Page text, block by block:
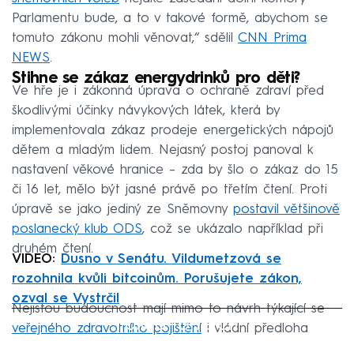
Parlamentu bude, a to v takové formě, abychom se
tomuto zákonu mohli věnovat,“ sdělil CNN Prima
NEWS.
Stihne se zákaz energydrinků pro děti?
Ve hře je i zákonná úprava o ochraně zdraví před
škodlivými účinky návykových látek, která by
implementovala zákaz prodeje energetických nápojů
dětem a mladým lidem. Nejasný postoj panoval k
nastavení věkové hranice – zda by šlo o zákaz do 15
či 16 let, mělo být jasné právě po třetím čtení. Proti
úpravě se jako jediný ze Sněmovny postavil většinově
poslanecký klub ODS, což se ukázalo například při
druhém čtení.
VIDEO: Dusno v Senátu. Vildumetzová se
rozohnila kvůli bitcoinům. Porušujete zákon,
ozval se Vystrčil
Failed to fetch
Nejistou budoucnost mají mimo to návrh týkající se
veřejného zdravotního pojištění i vládní předloha